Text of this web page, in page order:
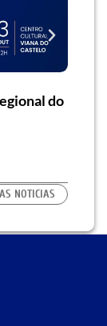
do
NOTICIAS